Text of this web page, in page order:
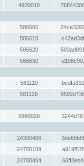
4930010
586600
586610
586620
586630
581110
581120
5960020
24300406
24700109
24700404